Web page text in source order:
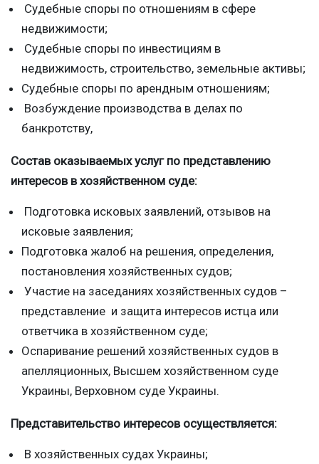
Судебные споры по отношениям в сфере
недвижимости;
Судебные споры по инвестициям в
недвижимость, строительство, земельные активы;
Судебные споры по арендным отношениям;
Возбуждение производства в делах по
банкротству,
Состав оказываемых услуг по представлению
интересов в хозяйственном суде:
Подготовка исковых заявлений, отзывов на
исковые заявления;
Подготовка жалоб на решения, определения,
постановления хозяйственных судов;
Участие на заседаниях хозяйственных судов –
представление и защита интересов истца или
ответчика в хозяйственном суде;
Оспаривание решений хозяйственных судов в
апелляционных, Высшем хозяйственном суде
Украины, Верховном суде Украины.
Представительство интересов осуществляется:
В хозяйственных судах Украины;